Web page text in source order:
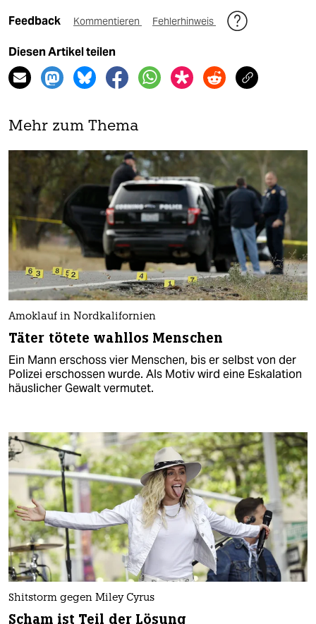
Feedback Kommentieren Fehlerhinweis
Diesen Artikel teilen
Mehr zum Thema
Amoklauf in Nordkalifornien
Täter tötete wahllos Menschen
Ein Mann erschoss vier Menschen, bis er selbst von der
Polizei erschossen wurde. Als Motiv wird eine Eskalation
häuslicher Gewalt vermutet.
Shitstorm gegen Miley Cyrus
Scham ist Teil der Lösung